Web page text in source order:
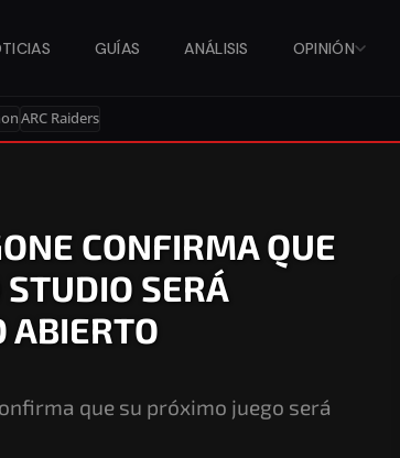
GUÍAS ANÁLISIS OPINIÓN
ARC Raiders
CONFIRMA QUE
SERÁ
ABIERTO
que su próximo juego será